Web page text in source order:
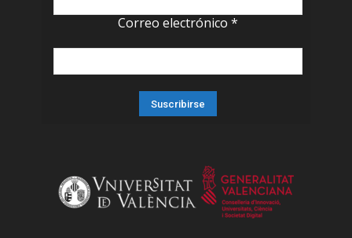
Correo electrónico *